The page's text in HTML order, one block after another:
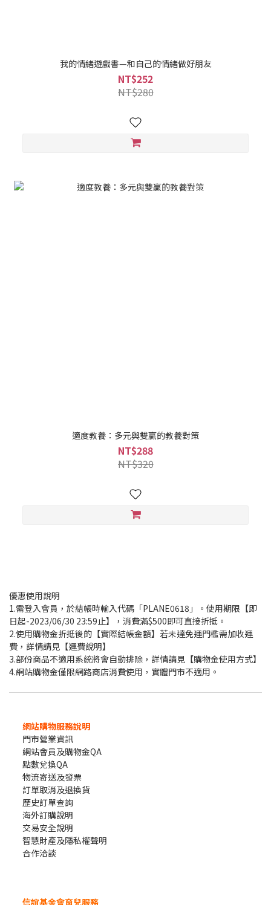
我的情緒遊戲書—和自己的情緒做好朋友
NT$252
NT$280
適度教養：多元與雙贏的教養對策
NT$288
NT$320
優惠使用說明
1.需登入會員，於結帳時輸入代碼「PLANE0618」。使用期限【即
日起-2023/06/30 23:59止】，消費滿$500即可直接折抵。
2.使用購物金折抵後的【實際結帳金額】若未達免運門檻需加收運
費，詳情請見 【運費說明】
3.部份商品不適用系統將會自動排除，詳情請見 【購物金使用方式】
4.網站購物金僅限網路商店消費使用，實體門市不適用。
網站購物服務說明
門市營業資訊
網站會員及購物金QA
點數兌換QA
物流寄送及發票
訂單取消及退換貨
歷史訂單查詢
海外訂購說明
交易安全說明
智慧財產及隱私權聲明
合作洽談
信誼基金會育兒服務